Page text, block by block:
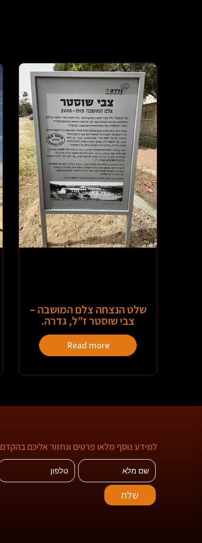
שלט הנצחה צלם המושבה –
צבי שוסטר ז”ל, גדרה.
Read more
למידע נוסף מלאו פרטים ונחזור אליכם בהקדם